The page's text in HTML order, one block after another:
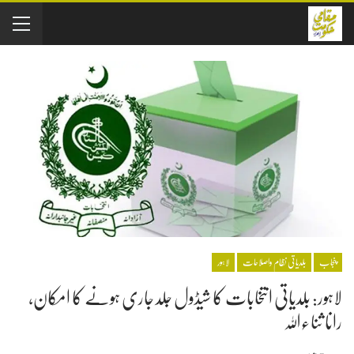
پنجاب بلدیاتی نظام واصلاحات لاہور
لاہور: بلدیاتی انتخابات کا شیڈول جلد جاری ہونے کا امکان،
رانا ثناءاللہ